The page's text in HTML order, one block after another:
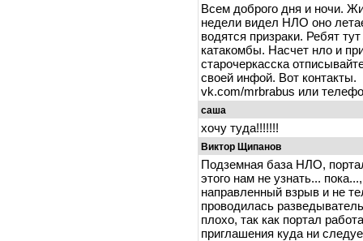
Всем доброго дня и ночи.
недели видел НЛО оно
водятся призраки. Ребят
катакомбы. Насчет нло и
старочеркасска
своей инфой. Вот контакты.
vk.com/mrbrabus или
саша
хочу туда!!!!!!!
Виктор Щипанов
Подземная база НЛО,
этого нам не узнать...
направленный взрыв и не
проводилась
плохо, так как портал
приглашения куда ни